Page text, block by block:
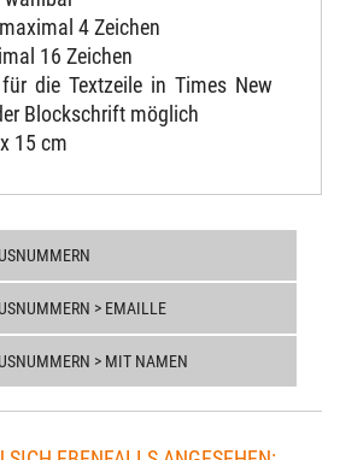
4 Zeichen
16 Zeichen
die Textzeile in Times New
Blockschrift möglich
15 cm
> EMAILLE
> MIT NAMEN